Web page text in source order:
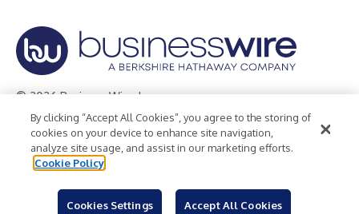
© 2026 Business Wire, Inc.
Privacy Policy Cookie Policy
Accessibility Statement
Terms of Use
Legal
By clicking “Accept All Cookies”, you agree to the storing of
cookies on your device to enhance site navigation,
analyze site usage, and assist in our marketing efforts.
Cookie Policy
Cookies Settings Accept All Cookies